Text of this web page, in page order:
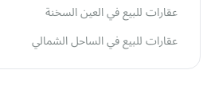
عقارات للبيع في العين السخنة
عقارات للبيع في الساحل الشمالي